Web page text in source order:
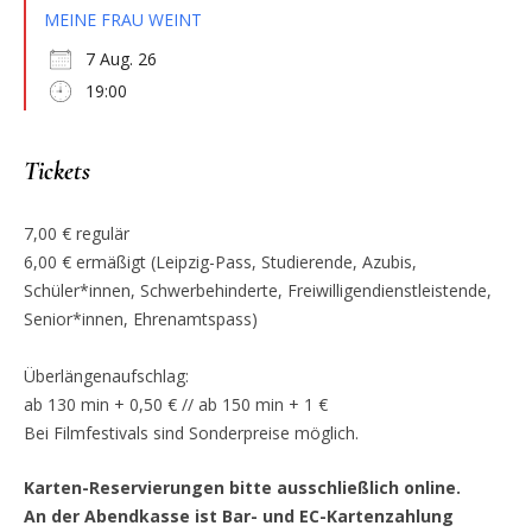
MEINE FRAU WEINT
7 Aug. 26
19:00
Tickets
7,00 € regulär
6,00 € ermäßigt (Leipzig-Pass, Studierende, Azubis,
Schüler*innen, Schwerbehinderte, Freiwilligendienstleistende,
Senior*innen, Ehrenamtspass)
Überlängenaufschlag:
ab 130 min + 0,50 € // ab 150 min + 1 €
Bei Filmfestivals sind Sonderpreise möglich.
Karten-Reservierungen bitte ausschließlich online.
An der Abendkasse ist Bar- und EC-Kartenzahlung